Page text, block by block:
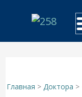
Главная Доктора